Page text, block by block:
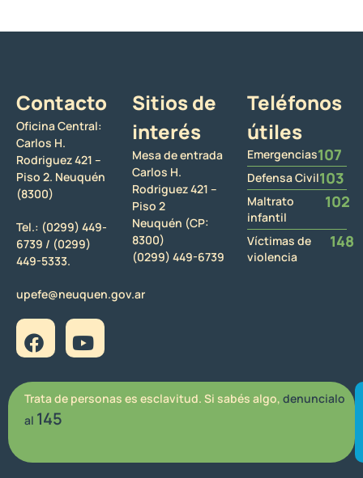
Contacto
Oficina Central:
Carlos H.
Rodriguez 421 –
Piso 2. Neuquén
(8300)
Tel.: (0299) 449-
6739 / (0299)
449-5333.
upefe@neuquen.gov.ar
Sitios de
interés
Mesa de entrada
Carlos H.
Rodriguez 421 –
Piso 2
Neuquén (CP:
8300)
(0299) 449-6739
Teléfonos
útiles
Emergencias107
Defensa Civil103
Maltrato
infantil
102
Víctimas de
violencia
148
Trata de personas es esclavitud. Si sabés algo, denuncialo
al 145